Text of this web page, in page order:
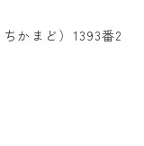
かまど）1393番2